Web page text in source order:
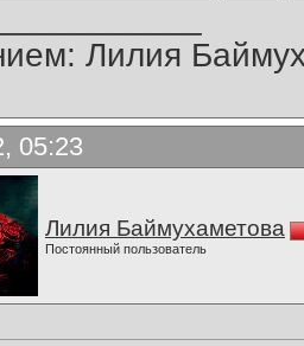
Лилия
05:23
Лилия Баймухаметова
Постоянный пользователь